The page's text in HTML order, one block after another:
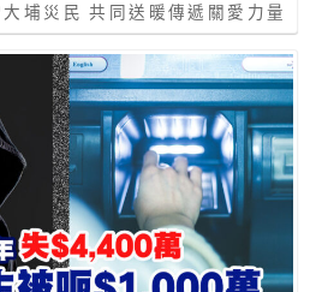
埔災民 共同送暖傳遞關愛力量